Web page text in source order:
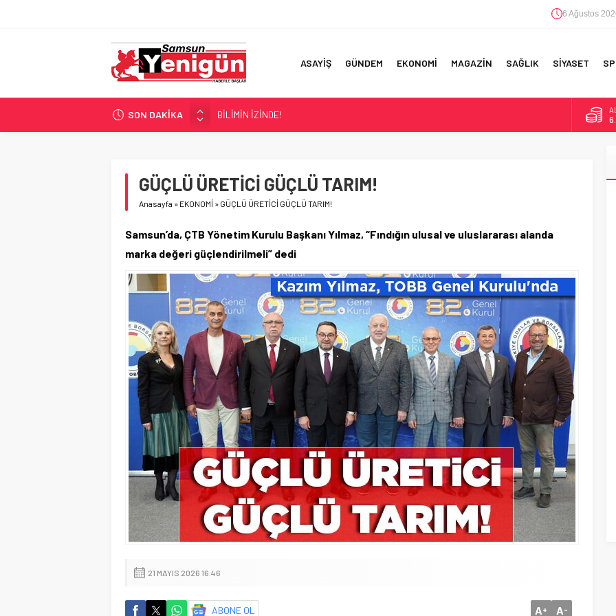
6 Ağustos
ASAYİŞ GÜNDEM EKONOMİ MAGAZİN SAĞLIK SİYASET
SON DAKİKA
BİLİMİN İZİNDE!
TIR’A ‘ZEHİR’ BASKINI!
UÇURUMDA CAN PAZARI!
SAMSUN YANACAK!
GÜÇLÜ ÜRETİCİ GÜÇLÜ TARIM!
Anasayfa » EKONOMİ » GÜÇLÜ ÜRETİCİ GÜÇLÜ TARIM!
Samsun’da, ÇTB Yönetim Kurulu Başkanı Yılmaz, “Fındığın ulusal ve uluslararası alanda
marka değeri güçlendirilmeli” dedi
21 MAYIS 2026 16:46
ABONE OL A+ A-